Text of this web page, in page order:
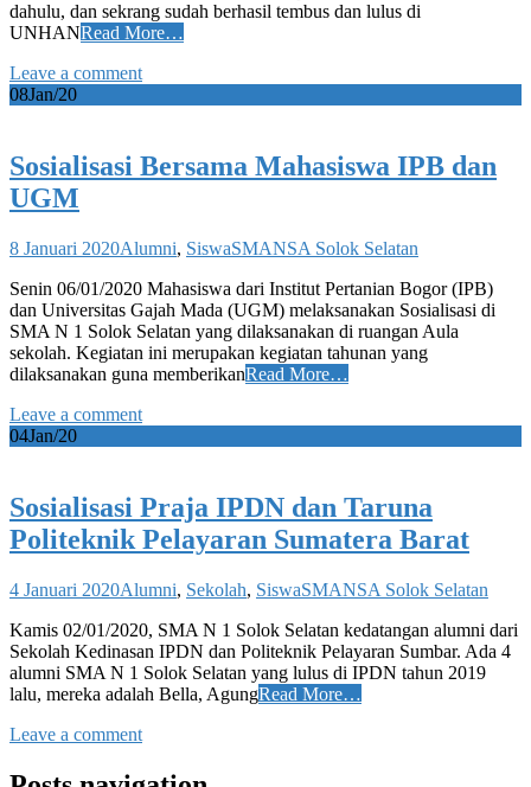
dahulu, dan sekrang sudah berhasil tembus dan lulus di
UNHANRead More…
Leave a comment
08Jan/20
Sosialisasi Bersama Mahasiswa IPB dan
UGM
8 Januari 2020Alumni, SiswaSMANSA Solok Selatan
Senin 06/01/2020 Mahasiswa dari Institut Pertanian Bogor (IPB)
dan Universitas Gajah Mada (UGM) melaksanakan Sosialisasi di
SMA N 1 Solok Selatan yang dilaksanakan di ruangan Aula
sekolah. Kegiatan ini merupakan kegiatan tahunan yang
dilaksanakan guna memberikanRead More…
Leave a comment
04Jan/20
Sosialisasi Praja IPDN dan Taruna
Politeknik Pelayaran Sumatera Barat
4 Januari 2020Alumni, Sekolah, SiswaSMANSA Solok Selatan
Kamis 02/01/2020, SMA N 1 Solok Selatan kedatangan alumni dari
Sekolah Kedinasan IPDN dan Politeknik Pelayaran Sumbar. Ada 4
alumni SMA N 1 Solok Selatan yang lulus di IPDN tahun 2019
lalu, mereka adalah Bella, AgungRead More…
Leave a comment